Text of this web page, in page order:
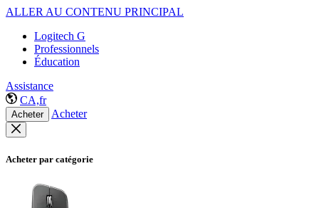
ALLER AU CONTENU PRINCIPAL
Logitech G
Professionnels
Éducation
Assistance
CA,fr
Acheter Acheter
Acheter par catégorie